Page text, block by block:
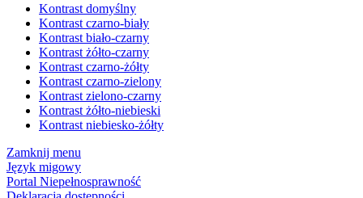
Kontrast domyślny
Kontrast czarno-biały
Kontrast biało-czarny
Kontrast żółto-czarny
Kontrast czarno-żółty
Kontrast czarno-zielony
Kontrast zielono-czarny
Kontrast żółto-niebieski
Kontrast niebiesko-żółty
Zamknij menu
Język migowy
Portal Niepełnosprawność